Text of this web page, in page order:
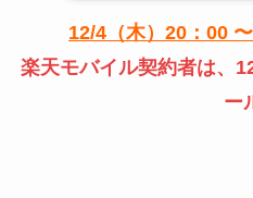
12/4（木）20：00
楽天モバイル契約者は、
ー